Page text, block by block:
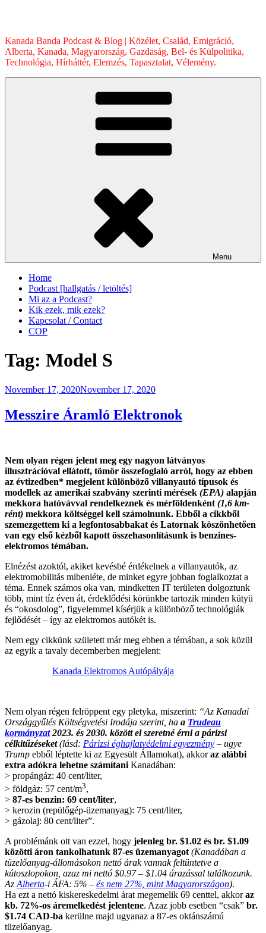
Kanada Banda Podcast & Blog | Közélet, Család, Emigráció,
Alberta, Kanada, Magyarország, Gazdaság, Bel- és Külpolitika,
Technológia, Hírháttér, Elemzés, Tapasztalat, Vélemény.
Menu
Home
Podcast [hallgatás / letöltés]
Mi az a Podcast?
Kik ezek, mik ezek?
Kapcsolat / Contact
COP
Tag: Model S
Posted
November 17, 2020November 17, 2020
Messzire Áramló Elektronok
Nem olyan régen jelent meg egy nagyon látványos
illusztrációval ellátott, tömör összefoglaló arról, hogy az ebben
az évtizedben* megjelent különböző villanyautó típusok és
modellek az amerikai szabvány szerinti mérések (EPA) alapján
mekkora hatóvávval rendelkeznek és mérföldenként (1,6 km-
rént) mekkora költséggel kell számolnunk. Ebből a cikkből
szemezgettem ki a legfontosabbakat és Latornak köszönhetően
van egy első kézből kapott összehasonlításunk is benzines-
elektromos témában.
Elnézést azoktól, akiket kevésbé érdékelnek a villanyautók, az
elektromobilitás mibenléte, de minket egyre jobban foglalkoztat a
téma. Ennek számos oka van, mindketten IT területen dolgoztunk
több, mint tíz éven át, érdeklődési körünkbe tartozik minden kütyü
és “okosdolog”, figyelemmel kísérjük a különböző technológiák
fejlődését – így az elektromos autókét is.
Nem egy cikkünk született már meg ebben a témában, a sok közül
az egyik a tavaly decemberben megjelent:
Kanada Elektromos Autópályája
Nem olyan régen felröppent egy pletyka, miszerint: “Az Kanadai
Országgyűlés Költségvetési Irodája szerint, ha a Trudeau
kormányzat2023. és 2030. között el szeretné érni a párizsi
célkitűzéseket(lásd: Párizsi éghajlatvédelmi egyezmény – ugye
Trump ebből léptette ki az Egyesült Államokat), akkoraz alábbi
extra adókra lehetne számítani Kanadában:
> propángáz: 40 cent/liter,
> földgáz: 57 cent/m3,
> 87-es benzin: 69 cent/liter,
> kerozin (repülőgép-üzemanyag): 75 cent/liter,
> gázolaj: 80 cent/liter”.
A problémánk ott van ezzel, hogy jelenleg br. $1.02 és br. $1.09
közötti áron tankolhatunk 87-es üzemanyagot (Kanadában a
tüzelőanyag-állomásokon nettó árak vannak feltüntetve a
kútoszlopokon, azaz mi nettó $0.97 – $1.04 árazással találkozunk.
Az Alberta-i ÁFA: 5% – és nem 27%, mint Magyarországon).
Ha ezt a nettó kiskereskedelmi árat megemelik 69 centtel, akkoraz
kb. 72%-os áremelkedést jelentene. Azaz jobb esetben “csak” br.
$1.74 CAD-ba kerülne majd ugyanaz a 87-es oktánszámú
tüzelőanyag.